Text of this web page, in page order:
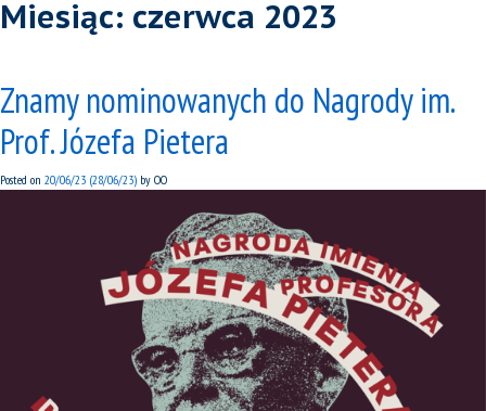
Miesiąc: czerwca 2023
Znamy nominowanych do Nagrody im.
Prof. Józefa Pietera
Posted on 20/06/23 (28/06/23) by OO